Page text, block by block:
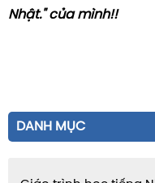
Nhật." của mình!!
DANH MỤC